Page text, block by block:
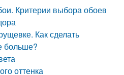
Критерии выбора обоев
Как сделать
больше?
оттенка